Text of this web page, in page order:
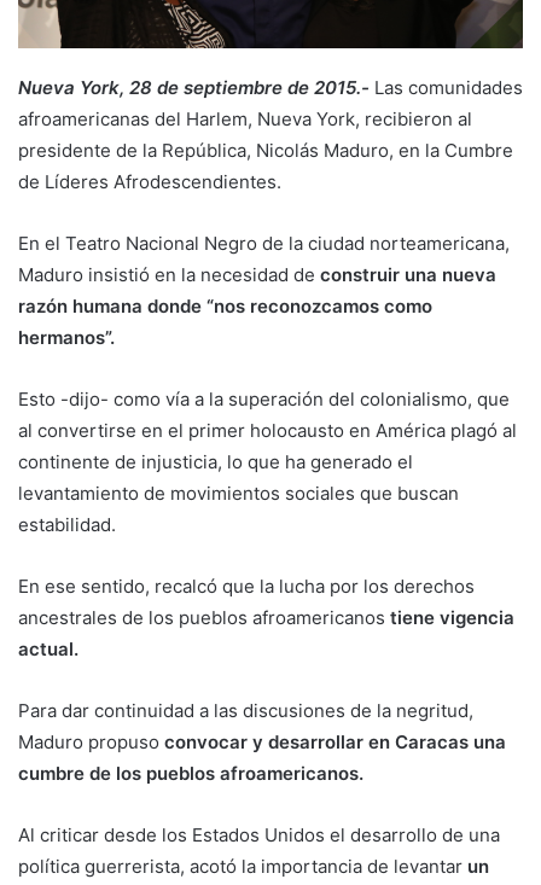
Nueva York, 28 de septiembre de 2015.- Las comunidades
afroamericanas del Harlem, Nueva York, recibieron al
presidente de la República, Nicolás Maduro, en la Cumbre
de Líderes Afrodescendientes.
En el Teatro Nacional Negro de la ciudad norteamericana,
Maduro insistió en la necesidad de construir una nueva
razón humana donde “nos reconozcamos como
hermanos”.
Esto -dijo- como vía a la superación del colonialismo, que
al convertirse en el primer holocausto en América plagó al
continente de injusticia, lo que ha generado el
levantamiento de movimientos sociales que buscan
estabilidad.
En ese sentido, recalcó que la lucha por los derechos
ancestrales de los pueblos afroamericanos tiene vigencia
actual.
Para dar continuidad a las discusiones de la negritud,
Maduro propuso convocar y desarrollar en Caracas una
cumbre de los pueblos afroamericanos.
Al criticar desde los Estados Unidos el desarrollo de una
política guerrerista, acotó la importancia de levantar un